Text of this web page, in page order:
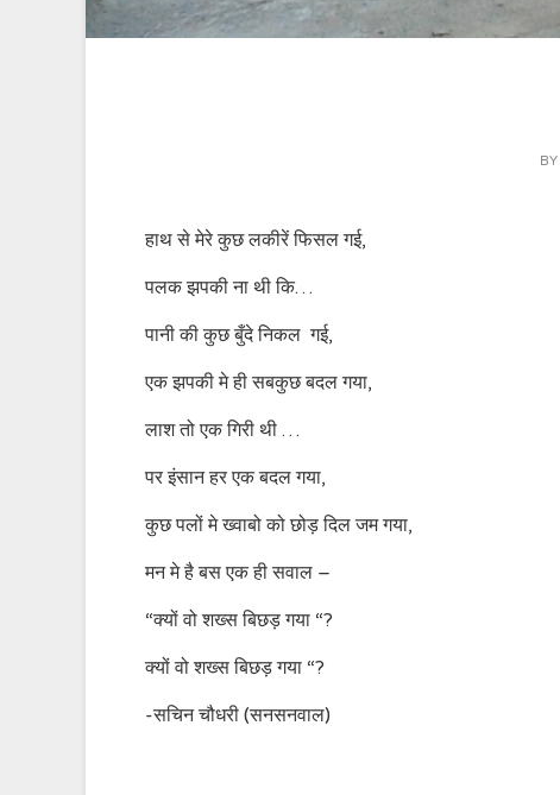
BY
हाथ से मेरे कुछ लकीरें फिसल गई,
पलक झपकी ना थी कि…
पानी की कुछ बुँदे निकल गई,
एक झपकी मे ही सबकुछ बदल गया,
लाश तो एक गिरी थी …
पर इंसान हर एक बदल गया,
कुछ पलों मे ख्वाबो को छोड़ दिल जम गया,
मन मे है बस एक ही सवाल –
“क्यों वो शख्स बिछड़ गया “?
क्यों वो शख्स बिछड़ गया “?
-सचिन चौधरी (सनसनवाल)